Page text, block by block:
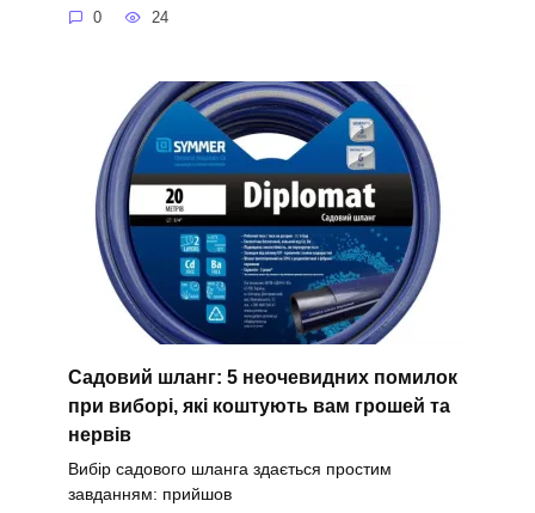
0 24
Садовий шланг: 5 неочевидних помилок
при виборі, які коштують вам грошей та
нервів
Вибір садового шланга здається простим
завданням: прийшов